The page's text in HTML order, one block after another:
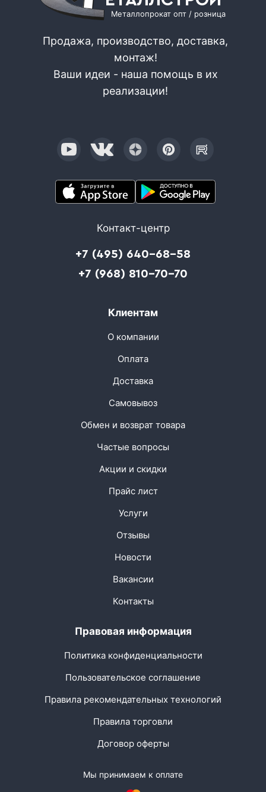
Металлопрокат опт / розница
Продажа, производство, доставка,
монтаж!
Ваши идеи - наша помощь в их
реализации!
Контакт-центр
+7 (495) 640-68-58
+7 (968) 810-70-70
Клиентам
О компании
Оплата
Доставка
Самовывоз
Обмен и возврат товара
Частые вопросы
Акции и скидки
Прайс лист
Услуги
Отзывы
Новости
Вакансии
Контакты
Правовая информация
Политика конфиденциальности
Пользовательское соглашение
Правила рекомендательных технологий
Правила торговли
Договор оферты
Мы принимаем к оплате